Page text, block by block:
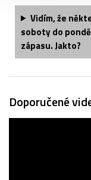
Vidím, že
soboty do
zápasu. Jakto?
Doporučené